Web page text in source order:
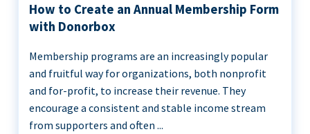
How to Create an Annual Membership Form
with Donorbox
Membership programs are an increasingly popular
and fruitful way for organizations, both nonprofit
and for-profit, to increase their revenue. They
encourage a consistent and stable income stream
from supporters and often ...